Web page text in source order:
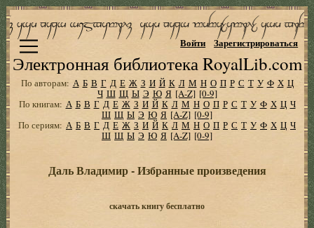
Электронная библиотека RoyalLib.com
Войти Зарегистрироваться
По авторам: А Б В Г Д Е Ж З И Й К Л М Н О П Р С Т У Ф Х Ц
Ч Ш Щ Ы Э Ю Я [A-Z] [0-9]
По книгам: А Б В Г Д Е Ж З И Й К Л М Н О П Р С Т У Ф Х Ц Ч
Ш Щ Ы Э Ю Я [A-Z] [0-9]
По сериям: А Б В Г Д Е Ж З И Й К Л М Н О П Р С Т У Ф Х Ц Ч
Ш Щ Ы Э Ю Я [A-Z] [0-9]
Даль Владимир - Избранные произведения
скачать книгу бесплатно